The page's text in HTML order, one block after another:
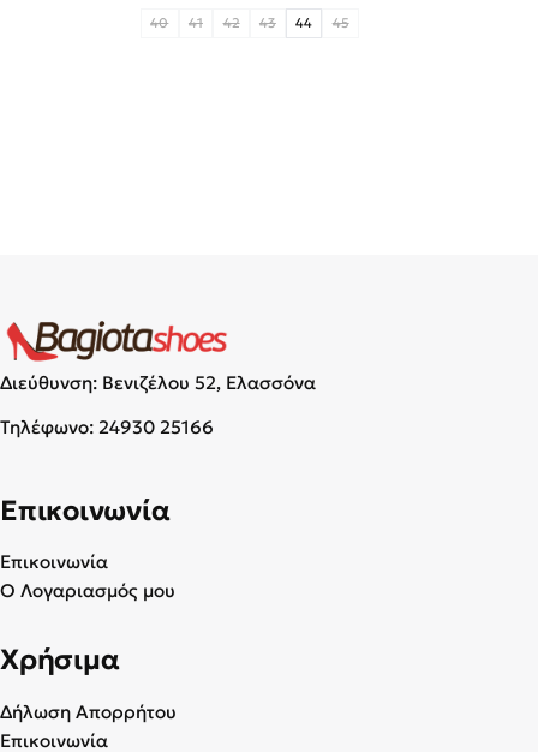
40 41 42 43 44 45
Διεύθυνση: Βενιζέλου 52, Ελασσόνα
Τηλέφωνο: 24930 25166
Επικοινωνία
Επικοινωνία
Ο Λογαριασμός μου
Χρήσιμα
Δήλωση Απορρήτου
Επικοινωνία